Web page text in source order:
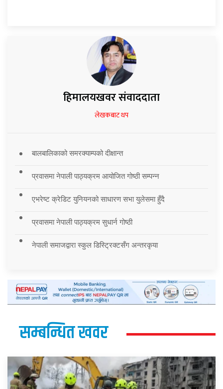
हिमालयखवर संवाददाता
लेखकबाट थप
बालबालिकाको समरक्याम्पको दीक्षान्त
प्रवासमा नेपाली पाठ्यक्रम आयोजित गोष्ठी सम्पन्न
एभरेष्ट क्रेडिट युनियनको साधारण सभा युलेसमा हुँदै
प्रवासमा नेपाली पाठ्यक्रम सुधार्न गोष्ठी
नेपाली समाजद्वारा स्कुल डिस्ट्रिक्टसँग अन्तरकृया
सम्बन्धित खवर